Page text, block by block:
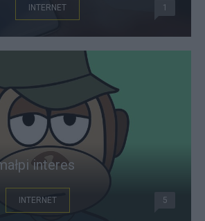
INTERNET 1
interes
INTERNET 5